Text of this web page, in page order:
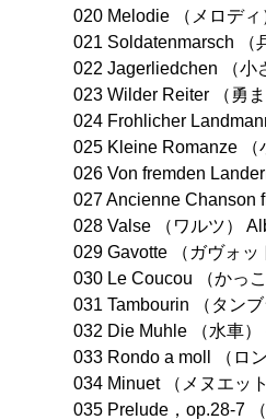
020 Melodie （メロデ
021 Soldatenmarsch （
022 Jagerliedchen （小
023 Wilder Reiter （勇
024 Frohlicher
025 Kleine Romanze （
026 Von fremden
027 Ancienne Chanson
028 Valse （ワルツ）
029 Gavotte （ガヴォ
030 Le Coucou （かっ
031 Tambourin （タン
032 Die Muhle （水車）
033 Rondo a moll （ロ
034 Minuet （メヌエッ
035 Prelude，op.28-7